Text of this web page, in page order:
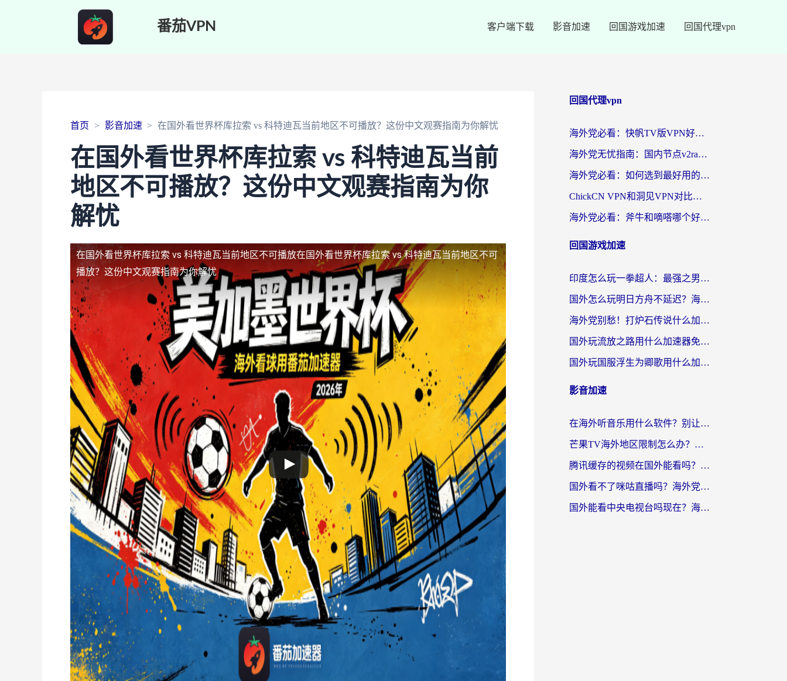
番茄VPN 客户端下载 影音加速 回国游戏加速 回国代理vpn
首页 影音加速 在国外看世界杯库拉索 vs 科特迪瓦当前地区不可播放？这份中文观赛指南为你解忧
在国外看世界杯库拉索 vs 科特迪瓦当前
地区不可播放？这份中文观赛指南为你
解忧
在国外看世界杯库拉索 vs 科特迪瓦当前地区不可播放在国外看世界杯库拉索 vs 科特迪瓦当前地区不可
播放？这份中文观赛指南为你解忧
回国代理vpn
海外党必看：快帆TV版VPN好用吗？和快游VPN对比哪个回国效果更好？附实用避坑指南
海外党无忧指南：国内节点v2ray怎么选？一键回国VPN+多场景实测帮你避坑
海外党必看：如何选到最好用的回国加速器？从节点到售后的全维度指南
ChickCN VPN和洞见VPN对比哪个回国效果更好？海外党亲测3款加速器+避坑指南
海外党必看：斧牛和嘀嗒哪个好？3个维度教你选对回国加速器
回国游戏加速
印度怎么玩一拳超人：最强之男？海外党国服游戏加速避坑指南
国外怎么玩明日方舟不延迟？海外玩家国服游戏加速终极指南（附DNF梦幻诛仙解决方案）
海外党别愁！打炉石传说什么加速器好用？3个实用技巧解决国服游戏卡顿
国外玩流放之路用什么加速器免费？海外党亲测有效的国服游戏加速指南
国外玩国服浮生为卿歌用什么加速器比较好？海外党亲测不踩坑指南
影音加速
在海外听音乐用什么软件？别让地域限制断了你的华语歌单
芒果TV海外地区限制怎么办？海外党追剧看片的实用加速器选择指南
腾讯缓存的视频在国外能看吗？海外党追剧看片的终极解决方案
国外看不了咪咕直播吗？海外党追剧看片的加速器选择指南
国外能看中央电视台吗现在？海外党追剧看央视的实用指南